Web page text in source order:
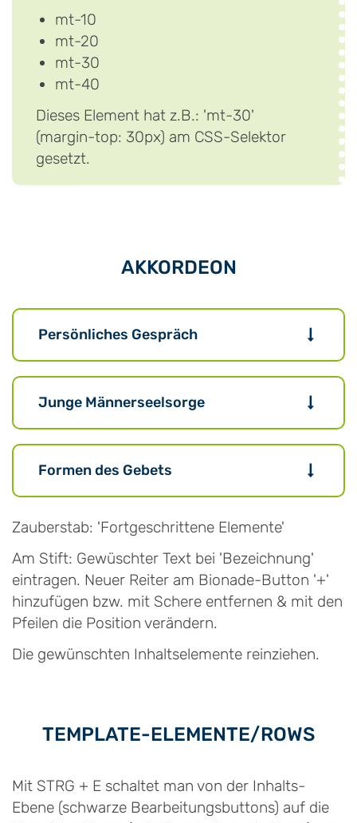
mt-10
mt-20
mt-30
mt-40
Dieses Element hat z.B.: 'mt-30'
(margin-top: 30px) am CSS-Selektor
gesetzt.
AKKORDEON
Persönliches Gespräch
Junge Männerseelsorge
Formen des Gebets
Zauberstab: 'Fortgeschrittene Elemente'
Am Stift: Gewüschter Text bei 'Bezeichnung'
eintragen. Neuer Reiter am Bionade-Button '+'
hinzufügen bzw. mit Schere entfernen & mit den
Pfeilen die Position verändern.
Die gewünschten Inhaltselemente reinziehen.
TEMPLATE-ELEMENTE/ROWS
Mit STRG + E schaltet man von der Inhalts-
Ebene (schwarze Bearbeitungsbuttons) auf die